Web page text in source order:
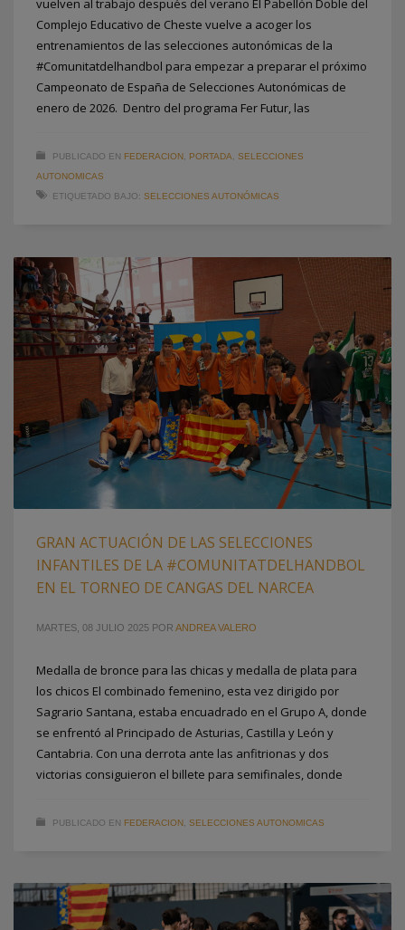
vuelven al trabajo después del verano El Pabellón Doble del
Complejo Educativo de Cheste vuelve a acoger los
entrenamientos de las selecciones autonómicas de la
#Comunitatdelhandbol para empezar a preparar el próximo
Campeonato de España de Selecciones Autonómicas de
enero de 2026. Dentro del programa Fer Futur, las
PUBLICADO EN FEDERACION PORTADA
SELECCIONES
AUTONOMICAS
ETIQUETADO BAJO: SELECCIONES AUTONÓMICAS
GRAN ACTUACIÓN DE LAS SELECCIONES
INFANTILES DE LA #COMUNITATDELHANDBOL
EN EL TORNEO DE CANGAS DEL NARCEA
MARTES, 08 JULIO 2025 POR ANDREA VALERO
Medalla de bronce para las chicas y medalla de plata para
los chicos El combinado femenino, esta vez dirigido por
Sagrario Santana, estaba encuadrado en el Grupo A, donde
se enfrentó al Principado de Asturias, Castilla y León y
Cantabria. Con una derrota ante las anfitrionas y dos
victorias consiguieron el billete para semifinales, donde
PUBLICADO EN FEDERACION SELECCIONES AUTONOMICAS